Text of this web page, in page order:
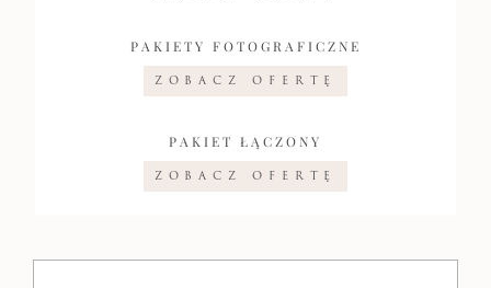
PAKIETY FOTOGRAFICZNE
ZOBACZ OFERTĘ
PAKIET ŁĄCZONY
ZOBACZ OFERTĘ